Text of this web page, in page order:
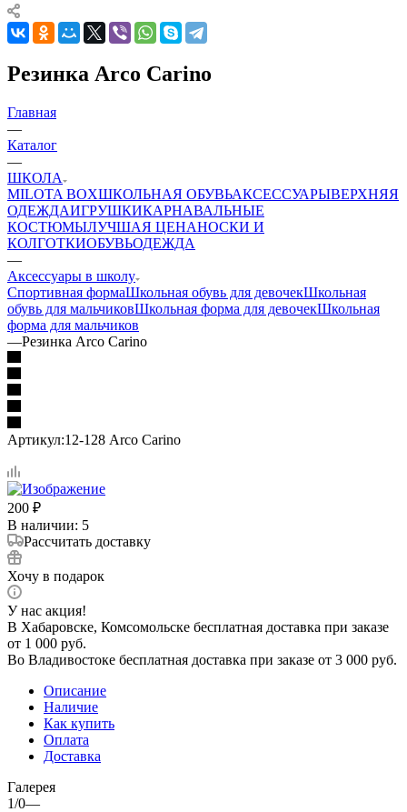
Резинка Arco Carino
Главная
—
Каталог
—
ШКОЛА
MILOTA BOXШКОЛЬНАЯ ОБУВЬАКСЕССУАРЫВЕРХНЯЯ
ОДЕЖДАИГРУШКИКАРНАВАЛЬНЫЕ
КОСТЮМЫЛУЧШАЯ ЦЕНАНОСКИ И
КОЛГОТКИОБУВЬОДЕЖДА
—
Аксессуары в школу
Спортивная формаШкольная обувь для девочекШкольная
обувь для мальчиковШкольная форма для девочекШкольная
форма для мальчиков
—Резинка Arco Carino
Артикул:12-128 Arco Carino
200 ₽
В наличии: 5
Рассчитать доставку
Хочу в подарок
У нас акция!
В Хабаровске, Комсомольске бесплатная доставка при заказе
от 1 000 руб.
Во Владивостоке бесплатная доставка при заказе от 3 000 руб.
Описание
Наличие
Как купить
Оплата
Доставка
Галерея
1/0—